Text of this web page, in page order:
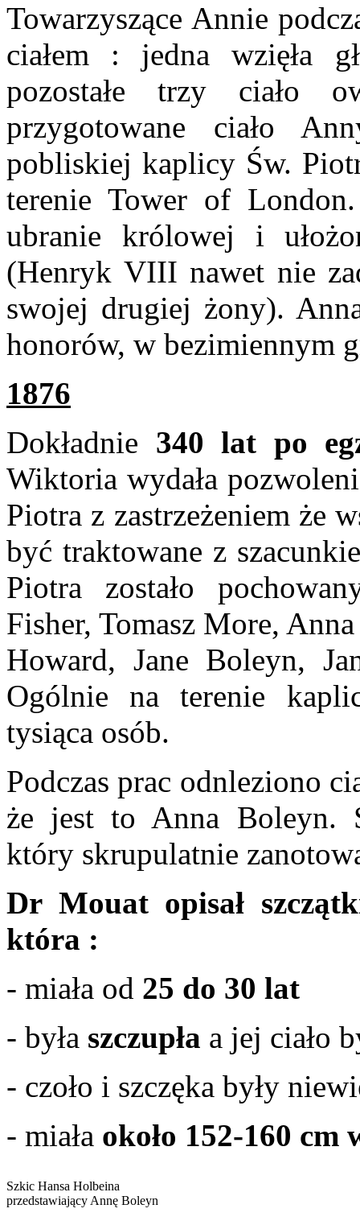
Towarzyszące Annie
ciałem : jedna wzięła
pozostałe trzy ciało
przygotowane ciało
pobliskiej kaplicy Św.
terenie Tower of
ubranie królowej i
(Henryk VIII nawet nie
swojej drugiej żony).
honorów, w bezimiennym
1876
Dokładnie 340 lat po
Wiktoria wydała
Piotra z zastrzeżeniem że
być traktowane z
Piotra zostało
Fisher, Tomasz More,
Howard, Jane Boleyn,
Ogólnie na terenie
tysiąca osób.
Podczas prac odnleziono
że jest to Anna Boleyn.
który skrupulatnie
Dr Mouat opisał
która :
- miała od 25 do 30 lat
- była szczupła a jej ciało
- czoło i szczęka były
- miała około 152-160 cm
Szkic Hansa Holbeina
przedstawiający Annę Boleyn